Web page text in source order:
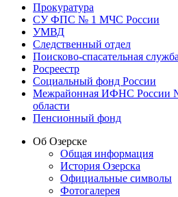
Прокуратура
СУ ФПС № 1 МЧС России
УМВД
Следственный отдел
Поисково-спасательная служба
Росреестр
Социальный фонд России
Межрайонная ИФНС России
области
Пенсионный фонд
Об Озерске
Общая информация
История Озерска
Официальные символы
Фотогалерея